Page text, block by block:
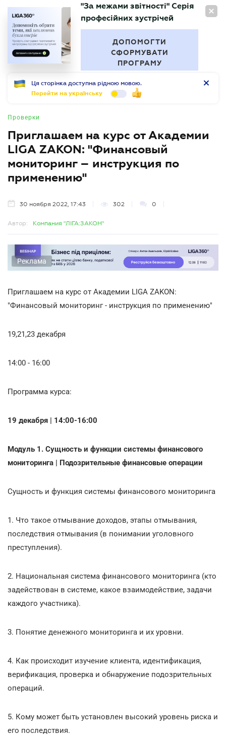
RU
БУХГАЛТЕР
"За межами звітності" Серія
професійних зустрічей
ДОПОМОГТИ
СФОРМУВАТИ
ПРОГРАМУ
Ця сторінка доступна рідною мовою.
Перейти на українську
Проверки
Приглашаем на курс от Академии
LIGA ZAKON: "Финансовый
мониторинг – инструкция по
применению"
30 ноября 2022, 17:43 302 0
Автор: Компания "ЛІГА:ЗАКОН"
Реклама
Приглашаем на курс от Академии LIGA ZAKON:
"Финансовый мониторинг - инструкция по применению"
19,21,23 декабря
14:00 - 16:00
Программа курса:
19 декабря | 14:00-16:00
Модуль 1. Сущность и функции системы финансового
мониторинга | Подозрительные финансовые операции
Сущность и функция системы финансового мониторинга
1. Что такое отмывание доходов, этапы отмывания,
последствия отмывания (в понимании уголовного
преступления).
2. Национальная система финансового мониторинга (кто
задействован в системе, какое взаимодействие, задачи
каждого участника).
3. Понятие денежного мониторинга и их уровни.
4. Как происходит изучение клиента, идентификация,
верификация, проверка и обнаружение подозрительных
операций.
5. Кому может быть установлен высокий уровень риска и
его последствия.